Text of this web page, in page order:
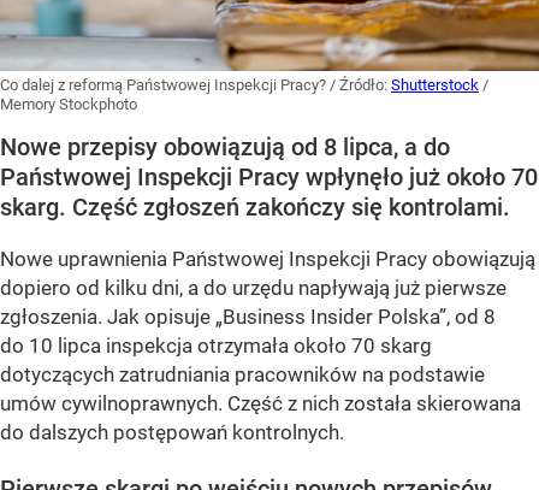
Co dalej z reformą Państwowej Inspekcji Pracy? / Źródło: Shutterstock /
Memory Stockphoto
Nowe przepisy obowiązują od 8 lipca, a do
Państwowej Inspekcji Pracy wpłynęło już około 70
skarg. Część zgłoszeń zakończy się kontrolami.
Nowe uprawnienia Państwowej Inspekcji Pracy obowiązują
dopiero od kilku dni, a do urzędu napływają już pierwsze
zgłoszenia. Jak opisuje „Business Insider Polska”, od 8
do 10 lipca inspekcja otrzymała około 70 skarg
dotyczących zatrudniania pracowników na podstawie
umów cywilnoprawnych. Część z nich została skierowana
do dalszych postępowań kontrolnych.